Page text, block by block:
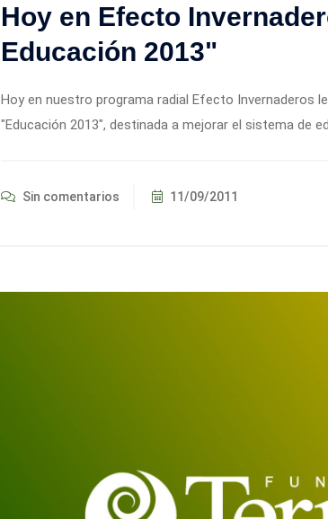
Hoy en Efecto
Educación 2013"
Hoy en nuestro programa radial Efecto Invernaderos
"Educación 2013", destinada a mejorar el sistema de
Sin comentarios 11/09/2011